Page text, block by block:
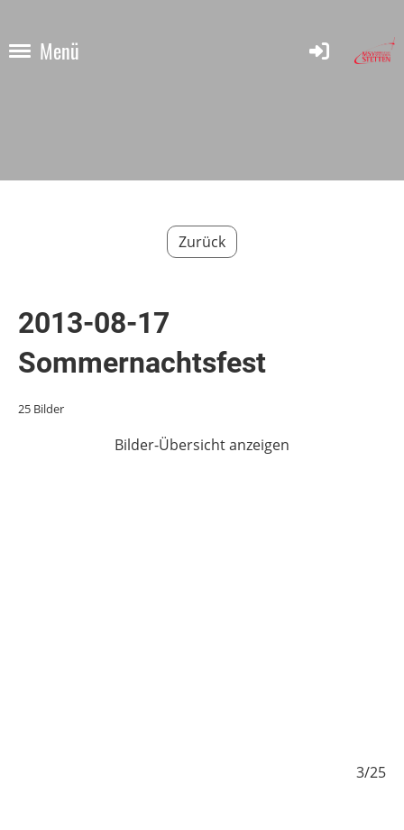
Menü
Zurück
2013-08-17
Sommernachtsfest
25 Bilder
Bilder-Übersicht anzeigen
3/25